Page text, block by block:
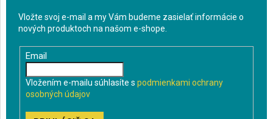
Vložte svoj e-mail a my Vám budeme zasielať informácie o
nových produktoch na našom e-shope.
Email
Vložením e-mailu súhlasíte s podmienkami ochrany
osobných údajov